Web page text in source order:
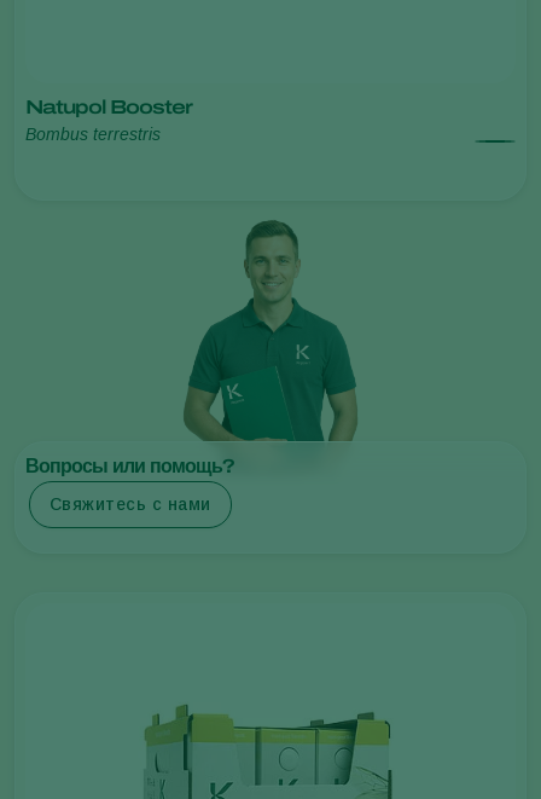
Natupol Booster
Bombus terrestris
Вопросы или помощь?
Свяжитесь с нами